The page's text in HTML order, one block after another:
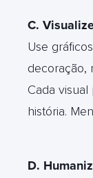
C.
Use
decoração,
Cada
história.
D.